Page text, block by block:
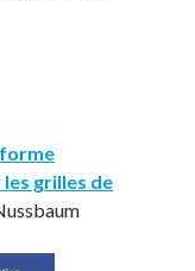
forme
grilles de